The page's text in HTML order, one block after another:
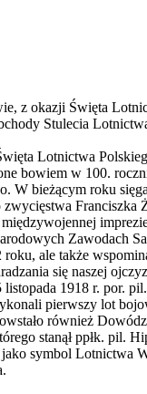
z okazji Święta
Stulecia
Lotnictwa
bowiem w 100.
W bieżącym roku
Franciszka
Zawodach
ale także
się naszej
1918 r. por.
pierwszy lot
również
stanął ppłk. pil.
jako symbol Lotnictwa